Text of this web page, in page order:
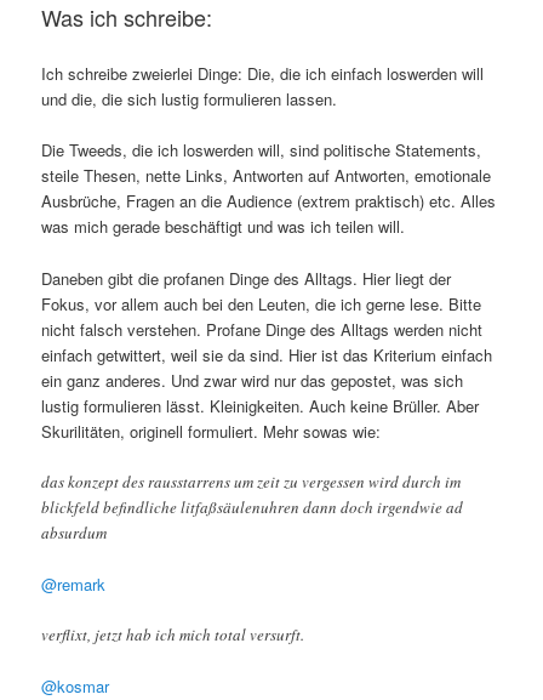
Was ich schreibe:
Ich schreibe zweierlei Dinge: Die, die ich einfach loswerden will
und die, die sich lustig formulieren lassen.
Die Tweeds, die ich loswerden will, sind politische Statements,
steile Thesen, nette Links, Antworten auf Antworten, emotionale
Ausbrüche, Fragen an die Audience (extrem praktisch) etc. Alles
was mich gerade beschäftigt und was ich teilen will.
Daneben gibt die profanen Dinge des Alltags. Hier liegt der
Fokus, vor allem auch bei den Leuten, die ich gerne lese. Bitte
nicht falsch verstehen. Profane Dinge des Alltags werden nicht
einfach getwittert, weil sie da sind. Hier ist das Kriterium einfach
ein ganz anderes. Und zwar wird nur das gepostet, was sich
lustig formulieren lässt. Kleinigkeiten. Auch keine Brüller. Aber
Skurilitäten, originell formuliert. Mehr sowas wie:
das konzept des rausstarrens um zeit zu vergessen wird durch im
blickfeld befindliche litfaßsäulenuhren dann doch irgendwie ad
absurdum
@remark
verflixt, jetzt hab ich mich total versurft.
@kosmar